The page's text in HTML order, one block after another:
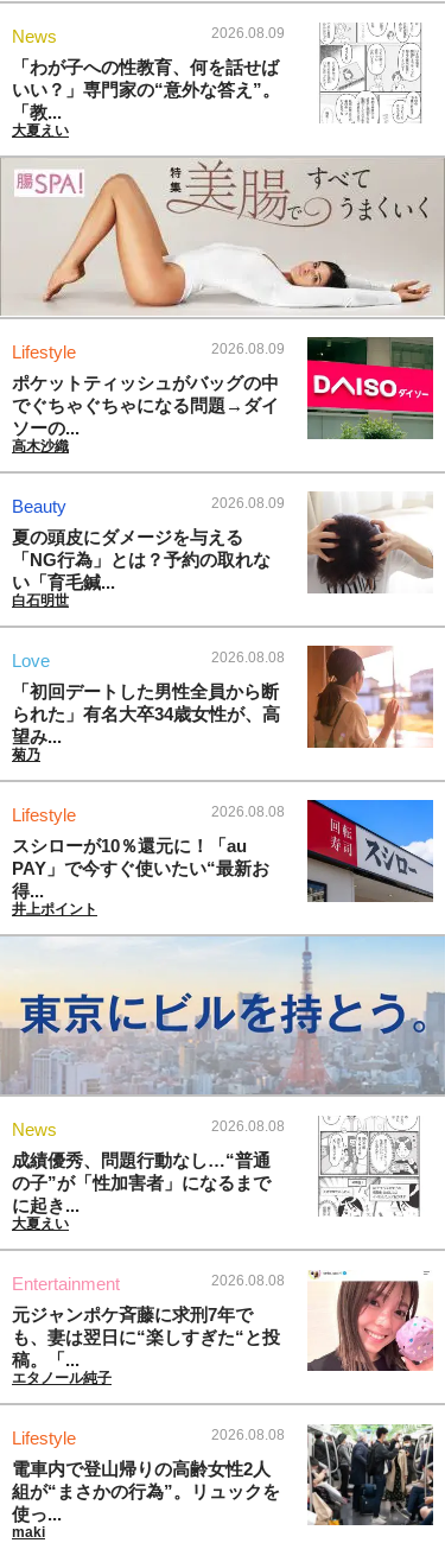
News 2026.08.09
「わが子への性教育、何を話せば
いい？」専門家の“意外な答え”。
「教...
大夏えい
Lifestyle 2026.08.09
ポケットティッシュがバッグの中
でぐちゃぐちゃになる問題→ダイ
ソーの...
高木沙織
Beauty 2026.08.09
夏の頭皮にダメージを与える
「NG行為」とは？予約の取れな
い「育毛鍼...
白石明世
Love 2026.08.08
「初回デートした男性全員から断
られた」有名大卒34歳女性が、高
望み...
菊乃
Lifestyle 2026.08.08
スシローが10％還元に！「au
PAY」で今すぐ使いたい“最新お
得...
井上ポイント
News 2026.08.08
成績優秀、問題行動なし…“普通
の子”が「性加害者」になるまで
に起き...
大夏えい
Entertainment 2026.08.08
元ジャンポケ斉藤に求刑7年で
も、妻は翌日に“楽しすぎた“と投
稿。「...
エタノール純子
Lifestyle 2026.08.08
電車内で登山帰りの高齢女性2人
組が“まさかの行為”。リュックを
使っ...
maki